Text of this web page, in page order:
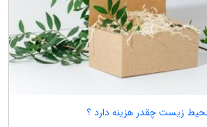
محیط زیست چقدر هزینه دارد ؟